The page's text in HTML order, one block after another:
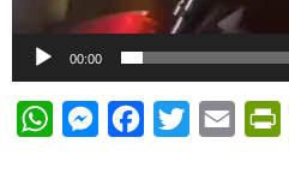
00:00
WhatsAppMessengerFacebook
Twitter Email